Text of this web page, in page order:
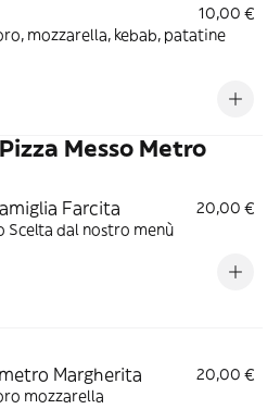
10,00 €
mozzarella, kebab, patatine
Messo Metro
Farcita
20,00 €
Scelta dal nostro menù
Margherita
20,00 €
mozzarella